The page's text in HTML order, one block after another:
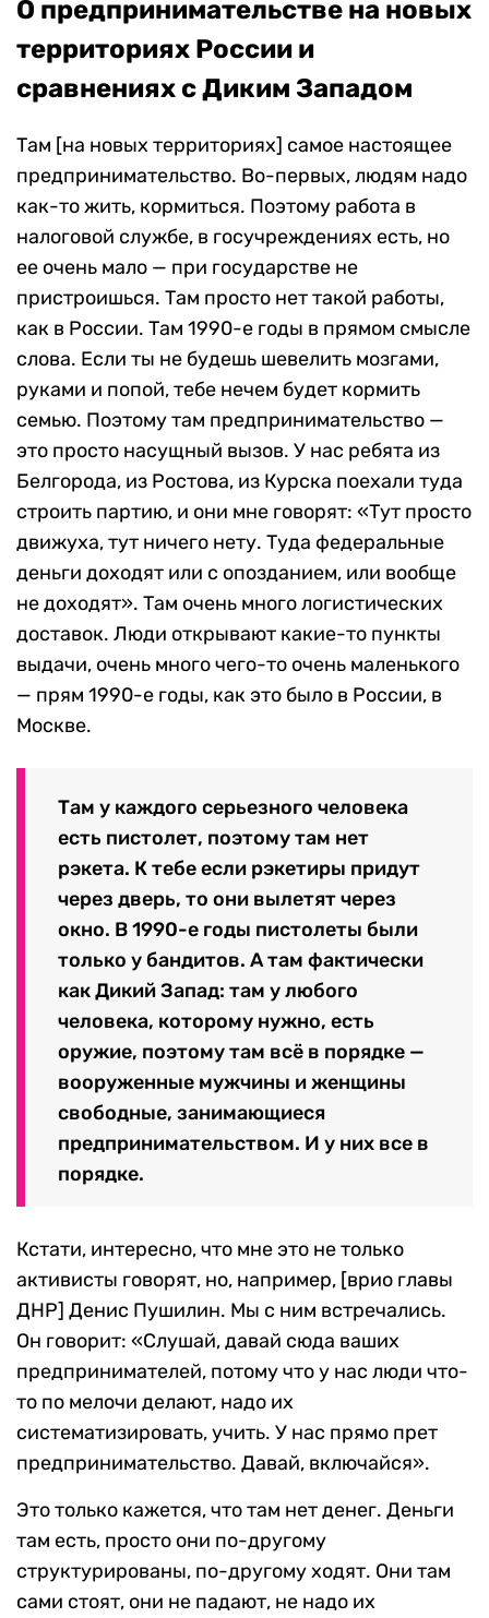
О предпринимательстве на новых
территориях России и
сравнениях с Диким Западом
Там [на новых территориях] самое настоящее
предпринимательство. Во-первых, людям надо
как-то жить, кормиться. Поэтому работа в
налоговой службе, в госучреждениях есть, но
ее очень мало — при государстве не
пристроишься. Там просто нет такой работы,
как в России. Там 1990-е годы в прямом смысле
слова. Если ты не будешь шевелить мозгами,
руками и попой, тебе нечем будет кормить
семью. Поэтому там предпринимательство —
это просто насущный вызов. У нас ребята из
Белгорода, из Ростова, из Курска поехали туда
строить партию, и они мне говорят: «Тут просто
движуха, тут ничего нету. Туда федеральные
деньги доходят или с опозданием, или вообще
не доходят». Там очень много логистических
доставок. Люди открывают какие-то пункты
выдачи, очень много чего-то очень маленького
— прям 1990-е годы, как это было в России, в
Москве.
Там у каждого серьезного человека
есть пистолет, поэтому там нет
рэкета. К тебе если рэкетиры придут
через дверь, то они вылетят через
окно. В 1990-е годы пистолеты были
только у бандитов. А там фактически
как Дикий Запад: там у любого
человека, которому нужно, есть
оружие, поэтому там всё в порядке —
вооруженные мужчины и женщины
свободные, занимающиеся
предпринимательством. И у них все в
порядке.
Кстати, интересно, что мне это не только
активисты говорят, но, например, [врио главы
ДНР] Денис Пушилин. Мы с ним встречались.
Он говорит: «Слушай, давай сюда ваших
предпринимателей, потому что у нас люди что-
то по мелочи делают, надо их
систематизировать, учить. У нас прямо прет
предпринимательство. Давай, включайся».
Это только кажется, что там нет денег. Деньги
там есть, просто они по-другому
структурированы, по-другому ходят. Они там
сами стоят, они не падают, не надо их